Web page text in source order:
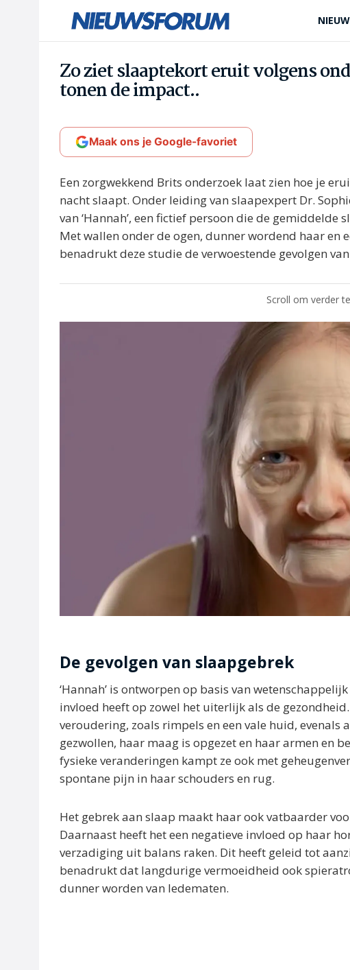
Zo ziet slaaptekort eruit volgens
tonen de impact..
Maak ons je Google-favoriet
Een zorgwekkend Brits onderzoek laat zien hoe je
nacht slaapt. Onder leiding van slaapexpert Dr.
van ‘Hannah’, een fictief persoon die de
Met wallen onder de ogen, dunner wordend haar en
benadrukt deze studie de verwoestende gevolgen van
Scroll om verder
De gevolgen van slaapgebrek
‘Hannah’ is ontworpen op basis van
invloed heeft op zowel het uiterlijk als de
veroudering, zoals rimpels en een vale huid, evenals
gezwollen, haar maag is opgezet en haar armen en
fysieke veranderingen kampt ze ook met
spontane pijn in haar schouders en rug.
Het gebrek aan slaap maakt haar ook vatbaarder
Daarnaast heeft het een negatieve invloed op haar
verzadiging uit balans raken. Dit heeft geleid tot
benadrukt dat langdurige vermoeidheid ook
dunner worden van ledematen.